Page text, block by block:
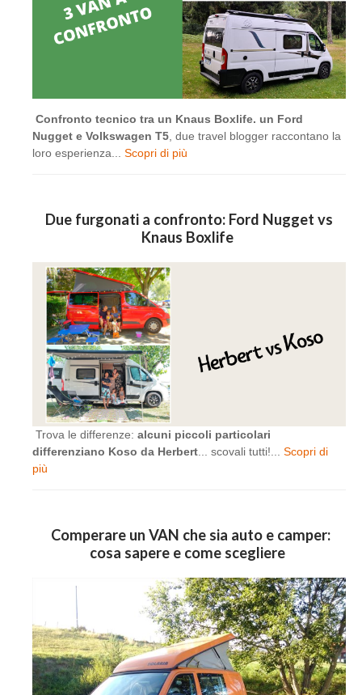
Confronto tecnico tra un Knaus Boxlife. un Ford
Nugget e Volkswagen T5 , due travel blogger raccontano la
loro esperienza... Scopri di più
Due furgonati a confronto: Ford Nugget vs
Knaus Boxlife
Trova le differenze: alcuni piccoli particolari
differenziano Koso da Herbert ... scovali tutti!... Scopri di
più
Comperare un VAN che sia auto e camper:
cosa sapere e come scegliere